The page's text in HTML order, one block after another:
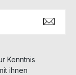
Kenntnis
ihnen